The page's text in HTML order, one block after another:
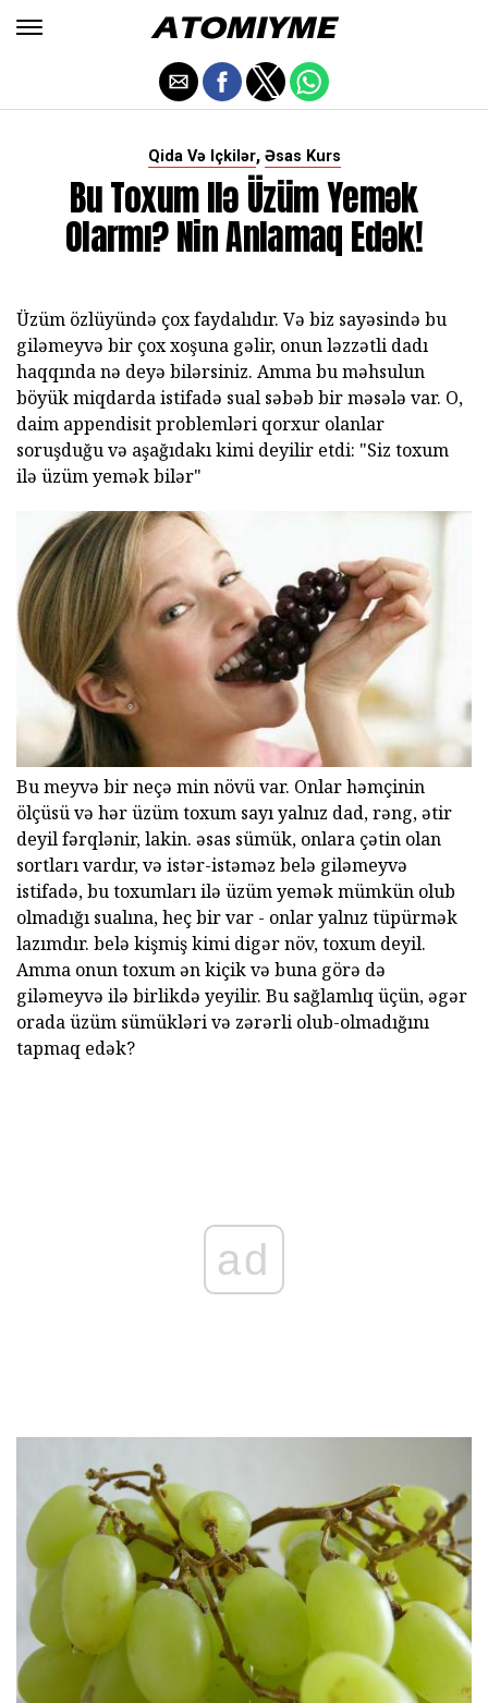
Qida Və Içkilər, Əsas Kurs
Bu Toxum Ilə Üzüm Yemək
Olarmı? Nin Anlamaq Edək!
Üzüm özlüyündə çox faydalıdır. Və biz sayəsində bu
giləmeyvə bir çox xoşuna gəlir, onun ləzzətli dadı
haqqında nə deyə bilərsiniz. Amma bu məhsulun
böyük miqdarda istifadə sual səbəb bir məsələ var. O,
daim appendisit problemləri qorxur olanlar
soruşduğu və aşağıdakı kimi deyilir etdi: "Siz toxum
ilə üzüm yemək bilər"
Bu meyvə bir neçə min növü var. Onlar həmçinin
ölçüsü və hər üzüm toxum sayı yalnız dad, rəng, ətir
deyil fərqlənir, lakin. əsas sümük, onlara çətin olan
sortları vardır, və istər-istəməz belə giləmeyvə
istifadə, bu toxumları ilə üzüm yemək mümkün olub
olmadığı sualına, heç bir var - onlar yalnız tüpürmək
lazımdır. belə kişmiş kimi digər növ, toxum deyil.
Amma onun toxum ən kiçik və buna görə də
giləmeyvə ilə birlikdə yeyilir. Bu sağlamlıq üçün, əgər
orada üzüm sümükləri və zərərli olub-olmadığını
tapmaq edək?
ad